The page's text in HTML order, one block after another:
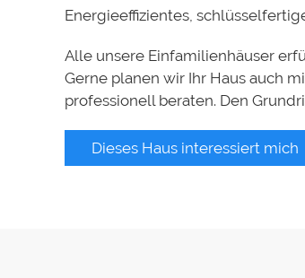
Energieeffizientes,
Alle unsere Einfamilienhäuser
Gerne planen wir Ihr Haus auch
professionell beraten. Den
Dieses Haus interessiert mich